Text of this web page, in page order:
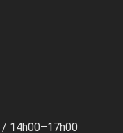
/ 14h00–17h00